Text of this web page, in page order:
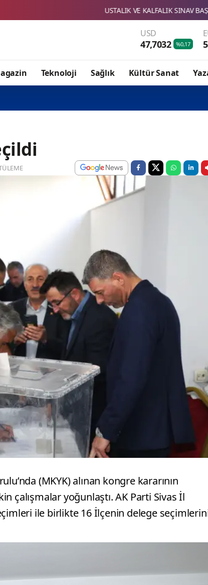
USTALIK VE KALFALIK SINAV BAŞVURULARI BAŞLADI
USD
47,7032 %0,17
Teknoloji Sağlık Kültür Sanat
(MKYK) alınan kongre kararının
çalışmalar yoğunlaştı. AK Parti Sivas İl
ile birlikte 16 İlçenin delege